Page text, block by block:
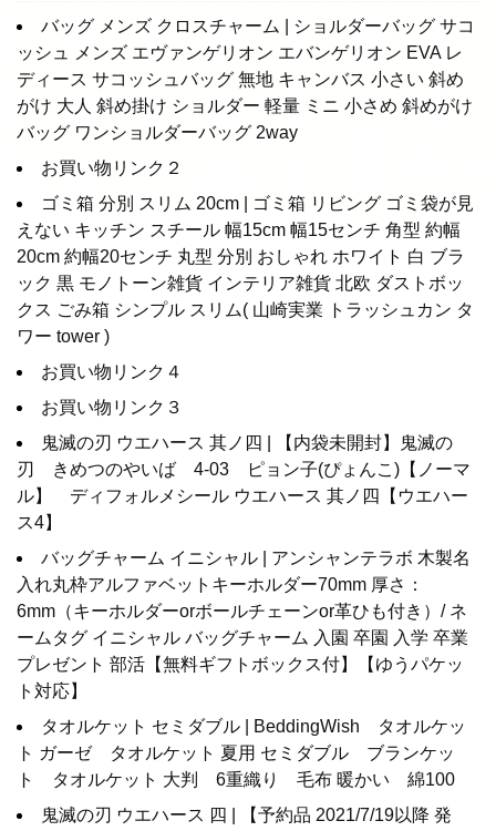
バッグ メンズ クロスチャーム | ショルダーバッグ サコ
ッシュ メンズ エヴァンゲリオン エバンゲリオン EVA レ
ディース サコッシュバッグ 無地 キャンバス 小さい 斜め
がけ 大人 斜め掛け ショルダー 軽量 ミニ 小さめ 斜めがけ
バッグ ワンショルダーバッグ 2way
お買い物リンク２
ゴミ箱 分別 スリム 20cm | ゴミ箱 リビング ゴミ袋が見
えない キッチン スチール 幅15cm 幅15センチ 角型 約幅
20cm 約幅20センチ 丸型 分別 おしゃれ ホワイト 白 ブラ
ック 黒 モノトーン雑貨 インテリア雑貨 北欧 ダストボッ
クス ごみ箱 シンプル スリム( 山崎実業 トラッシュカン タ
ワー tower )
お買い物リンク４
お買い物リンク３
鬼滅の刃 ウエハース 其ノ四 | 【内袋未開封】鬼滅の
刃 きめつのやいば 4-03 ピョン子(ぴょんこ)【ノーマ
ル】 ディフォルメシール ウエハース 其ノ四【ウエハー
ス4】
バッグチャーム イニシャル | アンシャンテラボ 木製名
入れ丸枠アルファベットキーホルダー70mm 厚さ：
6mm（キーホルダーorボールチェーンor革ひも付き）/ ネ
ームタグ イニシャル バッグチャーム 入園 卒園 入学 卒業
プレゼント 部活【無料ギフトボックス付】【ゆうパケッ
ト対応】
タオルケット セミダブル | BeddingWish タオルケッ
ト ガーゼ タオルケット 夏用 セミダブル ブランケッ
ト タオルケット 大判 6重織り 毛布 暖かい 綿100
鬼滅の刃 ウエハース 四 | 【予約品 2021/7/19以降 発